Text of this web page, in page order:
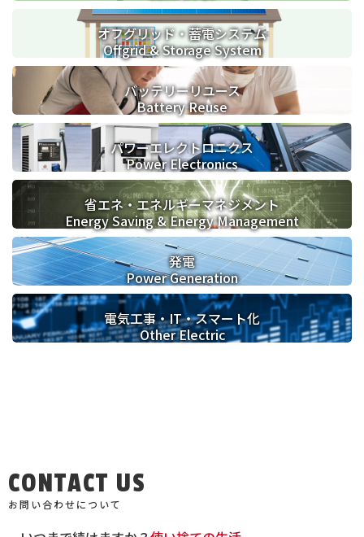
オフグリッド・蓄電システム
Offgrid & Storage System
バッテリーリユース
Battery Reuse
パワーエレクトロニクス
Power Electronics
省エネ・エネルギーマネジメント
Energy Saving & Energy Management
発電
Power Generation
電気工事・IT・スマート化
Other Electric
CONTACT US
お問い合わせについて